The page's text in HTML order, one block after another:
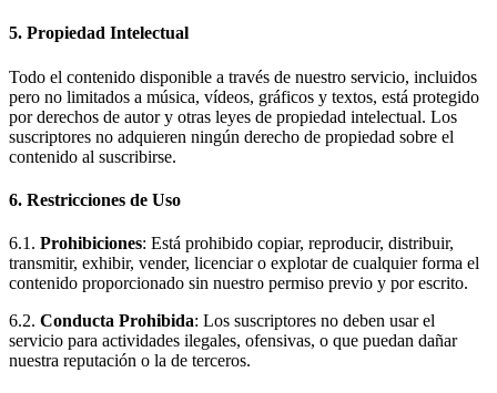
5. Propiedad Intelectual
Todo el contenido disponible a través de nuestro servicio, incluidos
pero no limitados a música, vídeos, gráficos y textos, está protegido
por derechos de autor y otras leyes de propiedad intelectual. Los
suscriptores no adquieren ningún derecho de propiedad sobre el
contenido al suscribirse.
6. Restricciones de Uso
6.1. Prohibiciones: Está prohibido copiar, reproducir, distribuir,
transmitir, exhibir, vender, licenciar o explotar de cualquier forma el
contenido proporcionado sin nuestro permiso previo y por escrito.
6.2. Conducta Prohibida: Los suscriptores no deben usar el
servicio para actividades ilegales, ofensivas, o que puedan dañar
nuestra reputación o la de terceros.